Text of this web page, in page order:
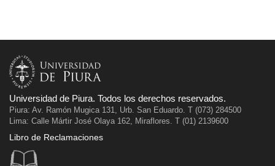
Universidad de Piura. Todos los derechos reservados.
Piura: Av. Ramón Mugica 131, Urb. San Eduardo. T (073) 284500
Lima: Calle Mártir José Olaya 162, Miraflores. T (01) 2139600
Libro de Reclamaciones